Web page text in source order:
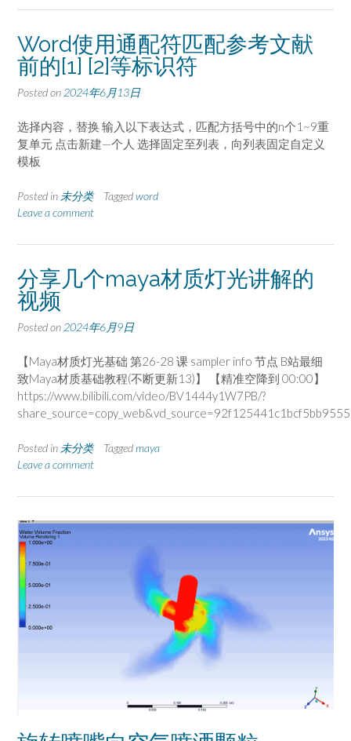
Word使用通配符匹配参考文献
前的[1] [2]等标识符
Posted on 2024年6月13日
选择内容，替换 输入以下表达式，匹配方括号中的n个1~9重
复单元 点击新建—个人 选择固定至列表，向列表固定自定义
模板
Posted in 未分类 Taggedword
Leave a comment
分享几个maya材质灯光讲解的
视频
Posted on 2024年6月9日
【Maya材质灯光基础 第26-28 课 sampler info 节点 B站最细
致Maya材质基础教程(不断更新13)】 【精准空降到 00:00】
https://www.bilibili.com/video/BV1444y1W7PB/?
Posted in 未分类 Taggedmaya
Leave a comment